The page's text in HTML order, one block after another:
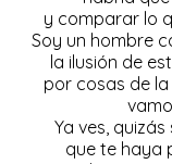
y comparar lo
Soy un hombre
la ilusión de
por cosas de la
Ya ves,
que te haya